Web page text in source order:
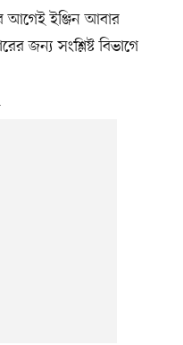
আগেই ইঞ্জিন আবার
জন্য সংশ্লিষ্ট বিভাগে